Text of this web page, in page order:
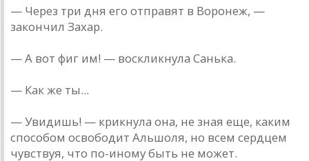
— Через три дня его отправят в Воронеж, —
закончил Захар.
— А вот фиг им! — воскликнула Санька.
— Как же ты...
— Увидишь! — крикнула она, не зная еще, каким
способом освободит Альшоля, но всем сердцем
чувствуя, что по-иному быть не может.